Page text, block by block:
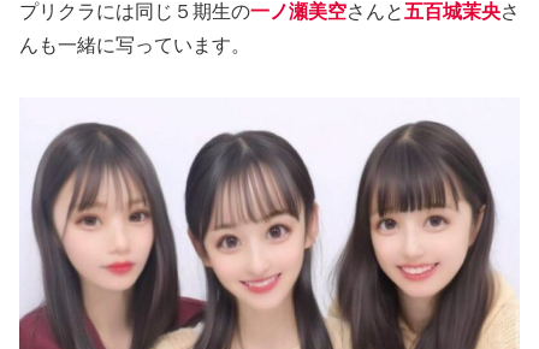
プリクラには同じ５期生の一ノ瀬美空さんと 五百城茉央さ
んも一緒に写っています。